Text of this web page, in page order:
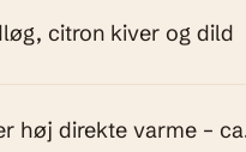
citron kiver og dild
høj direkte varme –